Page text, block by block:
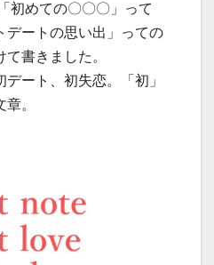
初めての〇〇〇」って
デートの思い出」っての
書きました。
ート、初失恋。「初」
。